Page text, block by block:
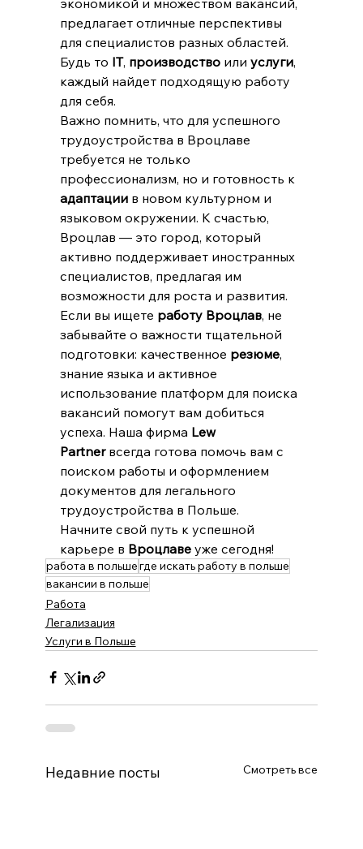
предлагает отличные перспективы
для специалистов разных областей.
Будь то IT, производство или услуги,
каждый найдет подходящую работу
для себя.
Важно помнить, что для успешного
трудоустройства в Вроцлаве
требуется не только
профессионализм, но и готовность к
адаптации в новом культурном и
языковом окружении. К счастью,
Вроцлав — это город, который
активно поддерживает иностранных
специалистов, предлагая им
возможности для роста и развития.
Если вы ищете работу Вроцлав, не
забывайте о важности тщательной
подготовки: качественное резюме,
знание языка и активное
использование платформ для поиска
вакансий помогут вам добиться
успеха. Наша фирма Lew
Partner всегда готова помочь вам с
поиском работы и оформлением
документов для легального
трудоустройства в Польше.
Начните свой путь к успешной
карьере в Вроцлаве уже сегодня!
работа в польше​где искать работу в польше
вакансии в польше
Работа
Легализация
Услуги в Польше
Недавние посты Смотреть все